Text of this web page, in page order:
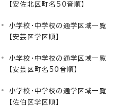
【安佐北区町名50音順】
小学校・中学校の通学区域一覧
【安芸区学区順】
小学校・中学校の通学区域一覧
【安芸区町名50音順】
小学校・中学校の通学区域一覧
【佐伯区学区順】